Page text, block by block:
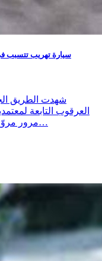
سيارة تهريب تتسبب في فاجعة
العرقوب التابعة
مرور مروّع أسفر، وفق حصيلة أولية، عن وفاة أربعة…